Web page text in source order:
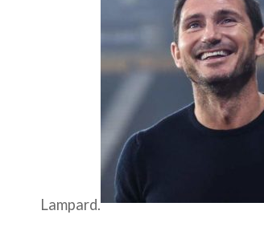
Lampard.